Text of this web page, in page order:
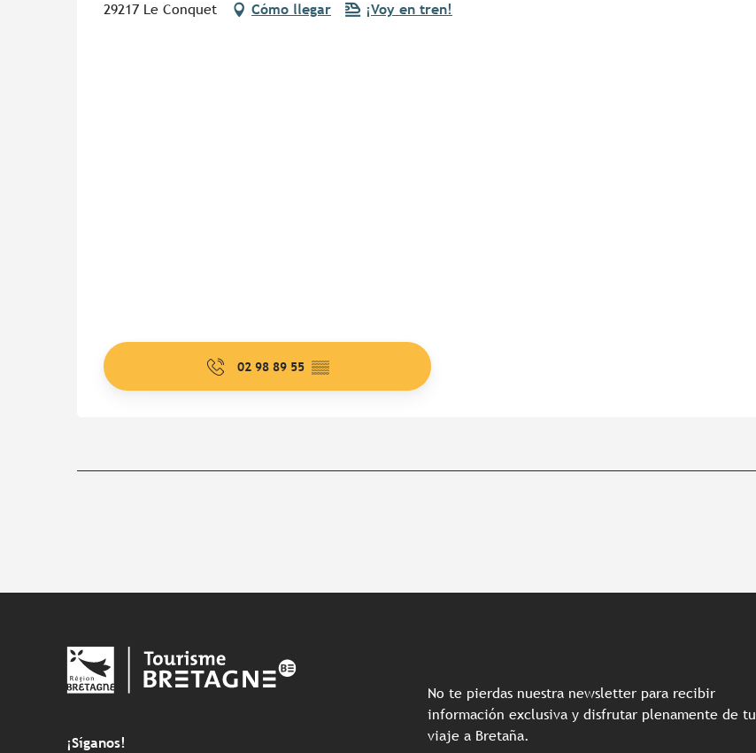
29217 Le Conquet Cómo llegar ¡Voy en tren!
02 98 89 55 ▒▒
¡Síganos!
No te pierdas nuestra newsletter para recibir
información exclusiva y disfrutar plenamente de tu
viaje a Bretaña.